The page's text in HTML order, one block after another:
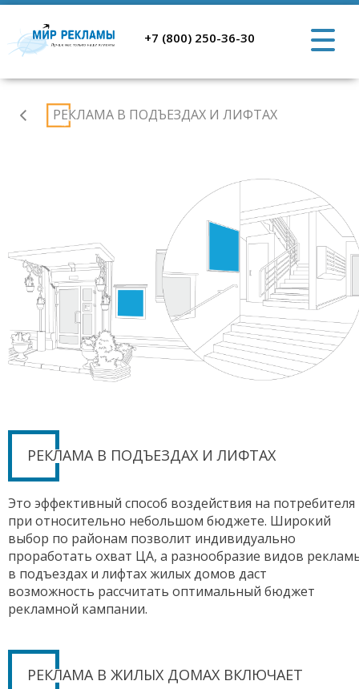
+7 (800) 250-36-30
Indoor РЕКЛАМА В ПОДЪЕЗДАХ И ЛИФТАХ
РЕКЛАМА В ПОДЪЕЗДАХ И ЛИФТАХ
Это эффективный способ воздействия на потребителя
при относительно небольшом бюджете. Широкий
выбор по районам позволит индивидуально
проработать охват ЦА, а разнообразие видов
в подъездах и лифтах жилых домов даст
возможность рассчитать оптимальный бюджет
рекламной кампании.
РЕКЛАМА В ЖИЛЫХ ДОМАХ ВКЛЮЧАЕТ